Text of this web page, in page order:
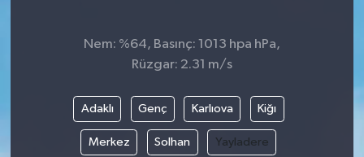
Nem: %64, Basınç: 1013 hpa hPa,
Rüzgar: 2.31 m/s
Adaklı Genç Karlıova Kiğı
Merkez Solhan Yayladere